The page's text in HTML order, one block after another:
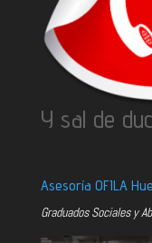
Y sal de
Asesoría OFILA
Graduados Sociales y